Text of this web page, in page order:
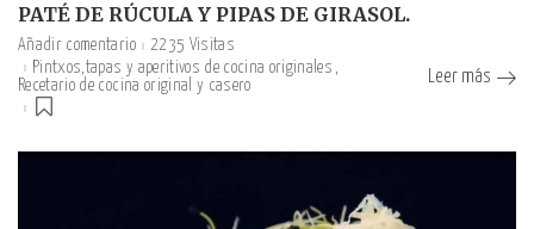
PATÉ DE RÚCULA Y PIPAS DE GIRASOL.
Añadir comentario
2235 Visitas
Pintxos,tapas y aperitivos de cocina originales
Recetario de cocina original y casero
Leer más